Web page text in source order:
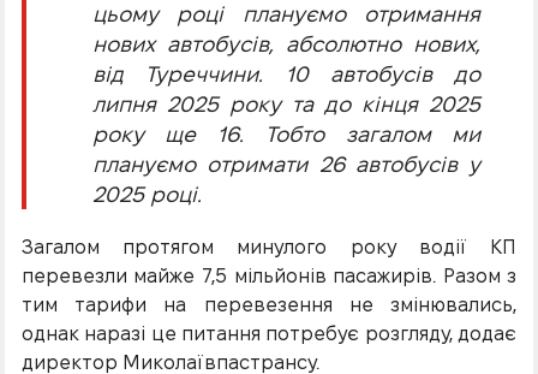
цьому році плануємо отримання
нових автобусів, абсолютно нових,
від Туреччини. 10 автобусів до
липня 2025 року та до кінця 2025
року ще 16. Тобто загалом ми
плануємо отримати 26 автобусів у
2025 році.
Загалом протягом минулого року водії КП
перевезли майже 7,5 мільйонів пасажирів. Разом з
тим тарифи на перевезення не змінювались,
однак наразі це питання потребує розгляду, додає
директор Миколаївпастрансу.